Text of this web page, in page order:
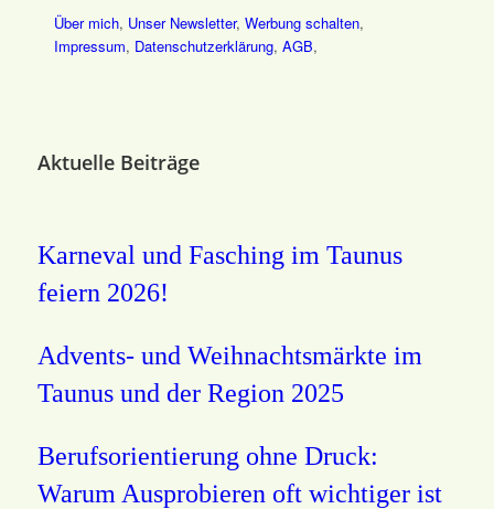
Über mich, Unser Newsletter, Werbung schalten,
Impressum, Datenschutz­erklärung, AGB,
Aktuelle Beiträge
Karneval und Fasching im Taunus
feiern 2026!
Advents- und Weihnachtsmärkte im
Taunus und der Region 2025
Berufsorientierung ohne Druck:
Warum Ausprobieren oft wichtiger ist